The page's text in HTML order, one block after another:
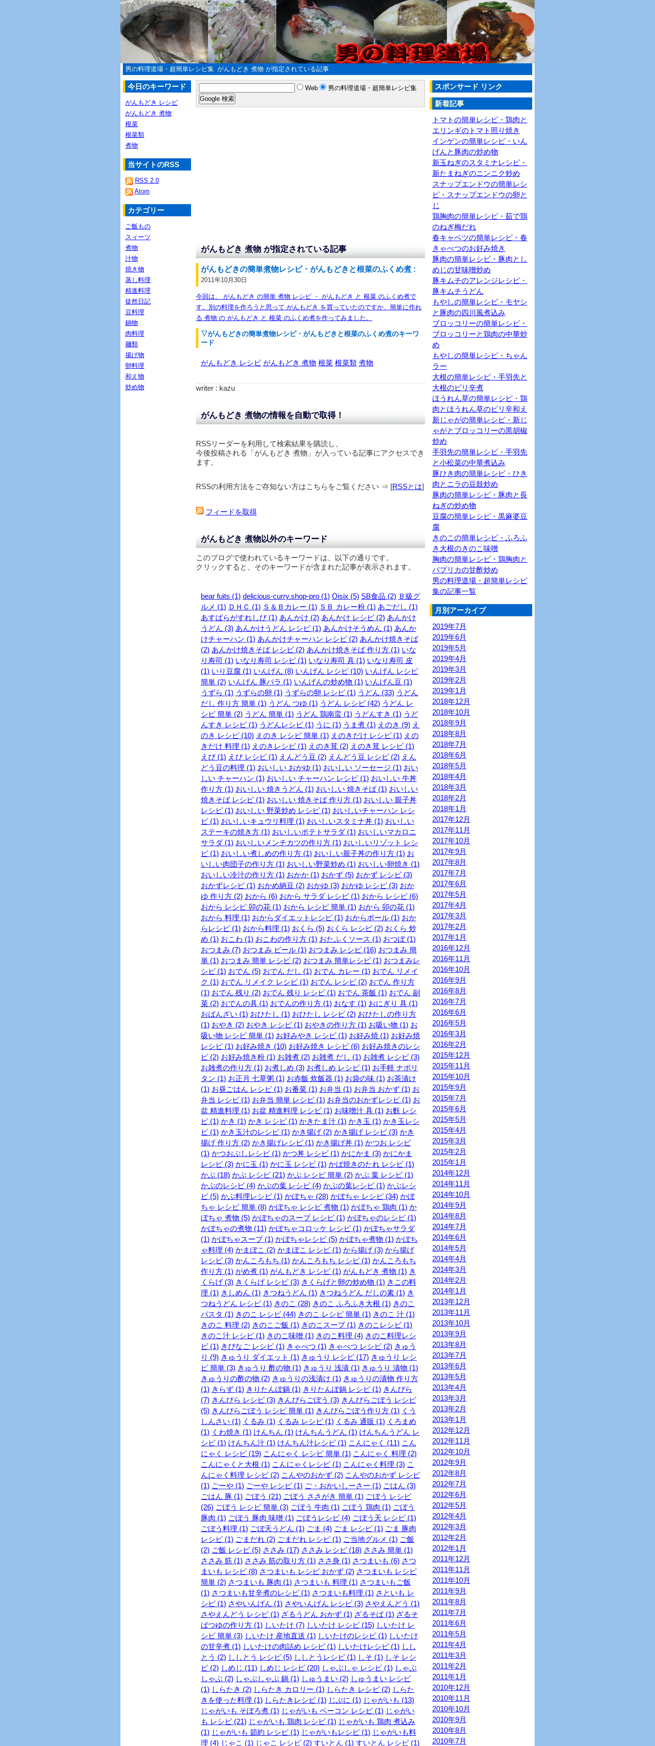
がんもどき 煮物 が指定されている記事
介護した、息子の簡単・節約・やさしい料理サイト
母の教えは、なめてみろ！（自分の舌での確認）
男の料理道場・超簡単レシピ集 がんもどき 煮物 が指定されている記事
がんもどき 煮物 が指定されている記事
がんもどきの簡単煮物レシピ・がんもどきと根菜のふくめ煮 :
2011年10月30日
今回は、 がんもどき の簡単 煮物 レシピ ・ がんもどき と 根菜 のふくめ煮で
す。別の料理を作ろうと思って がんもどき を買っていたのですか、簡単に作れ
る 煮物 の がんもどき と 根菜 のふくめ煮を作ってみました。
▽がんもどきの簡単煮物レシピ・がんもどきと根菜のふくめ煮のキーワ
ード
がんもどき レシピ がんもどき 煮物 根菜 根菜類 煮物
writer : kazu
がんもどき 煮物の情報を自動で取得！
RSSリーダーを利用して検索結果を購読し、
今後投稿される「がんもどき 煮物 」が入っている記事にアクセスでき
ます。
RSSの利用方法をご存知ない方はこちらをご覧ください ⇒ [RSSとは]
フィードを取得
がんもどき 煮物以外のキーワード
このブログで使われているキーワードは、以下の通りです。
クリックすると、そのキーワードが含まれた記事が表示されます。
bear fuits (1) delicious-curry.shop-pro (1) Oisix (5) SB食品 (2) Ｂ級グ
ルメ (1) ＤＨＣ (1) Ｓ＆Ｂカレー (1) ＳＢ カレー粉 (1) あごだし (1)
あすぱらがすれしぴ (1) あんかけ (2) あんかけ レシピ (2) あんかけ
うどん (3) あんかけうどん レシピ (1) あんかけそうめん (1) あんか
けチャーハン (1) あんかけチャーハン レシピ (2) あんかけ焼きそば
(2) あんかけ焼きそば レシピ (2) あんかけ焼きそば 作り方 (1) いな
り寿司 (1) いなり寿司 レシピ (1) いなり寿司 具 (1) いなり寿司 皮
(1) いり豆腐 (1) いんげん (8) いんげん レシピ (10) いんげん レシピ
簡単 (2) いんげん 豚バラ (1) いんげんの炒め物 (1) いんげん豆 (1)
うずら (1) うずらの卵 (1) うずらの卵 レシピ (1) うどん (33) うどん
だし 作り方 簡単 (1) うどん つゆ (1) うどん レシピ (42) うどん レ
シピ 簡単 (2) うどん 簡単 (1) うどん 鶏南蛮 (1) うどんすき (1) うど
んすき レシピ (1) うどんレシピ (1) うに (1) うま煮 (1) えのき (9) え
のき レシピ (10) えのき レシピ 簡単 (1) えのきだけ レシピ (1) えの
きだけ 料理 (1) えのきレシピ (1) えのき茸 (2) えのき茸 レシピ (1)
えび (1) えび レシピ (1) えんどう豆 (2) えんどう豆 レシピ (2) えん
どう豆の料理 (1) おいしい おかゆ (1) おいしい ソーセージ (1) おい
しい チャーハン (1) おいしい チャーハン レシピ (1) おいしい 牛丼
作り方 (1) おいしい 焼きうどん (1) おいしい 焼きそば (1) おいしい
焼きそば レシピ (1) おいしい 焼きそば 作り方 (1) おいしい 親子丼
レシピ (1) おいしい 野菜炒め レシピ (1) おいしいチャーハン レシ
ピ (1) おいしいキュウリ料理 (1) おいしいスタミナ丼 (1) おいしい
ステーキの焼き方 (1) おいしいポテトサラダ (1) おいしいマカロニ
サラダ (1) おいしいメンチカツの作り方 (1) おいしいリゾット レシ
ピ (1) おいしい煮しめの作り方 (1) おいしい親子丼の作り方 (1) お
いしい肉団子の作り方 (1) おいしい野菜炒め (1) おいしい卵焼き (1)
おいしい冷汁の作り方 (1) おかか (1) おかず (5) おかず レシピ (3)
おかずレシピ (1) おかめ納豆 (2) おかゆ (3) おかゆ レシピ (3) おか
ゆ 作り方 (2) おから (6) おから サラダ レシピ (1) おから レシピ (6)
おから レシピ 卯の花 (1) おから レシピ 簡単 (1) おから 卯の花 (1)
おから 料理 (1) おからダイエットレシピ (1) おからボール (1) おか
らレシピ (1) おから料理 (1) おくら (5) おくら レシピ (2) おくら 炒
め (1) おこわ (1) おこわの作り方 (1) おたふくソース (1) おつぼ (1)
おつまみ (7) おつまみ ビール (1) おつまみ レシピ (16) おつまみ 簡
単 (1) おつまみ 簡単 レシピ (2) おつまみ 簡単レシピ (1) おつまみレ
シピ (1) おでん (5) おでん だし (1) おでん カレー (1) おでん リメイ
ク (1) おでん リメイク レシピ (1) おでん レシピ (2) おでん 作り方
(1) おでん 残り (2) おでん 残り レシピ (1) おでん 茶飯 (1) おでん 副
菜 (2) おでんの具 (1) おでんの作り方 (1) おなす (1) おにぎり 具 (1)
おばんざい (1) おひたし (1) おひたし レシピ (2) おひたしの作り方
(1) おやき (2) おやき レシピ (1) おやきの作り方 (1) お吸い物 (1) お
吸い物 レシピ 簡単 (1) お好みやき レシピ (1) お好み焼 (1) お好み焼
レシピ (1) お好み焼き (10) お好み焼き レシピ (6) お好み焼きのレシ
ピ (2) お好み焼き粉 (1) お雑煮 (2) お雑煮 だし (1) お雑煮 レシピ (3)
お雑煮の作り方 (1) お煮しめ (3) お煮しめ レシピ (1) お手軽 ナポリ
タン (1) お正月 七草粥 (1) お赤飯 炊飯器 (1) お袋の味 (1) お茶漬け
(1) お昼ごはん レシピ (1) お番菜 (1) お弁当 (1) お弁当 おかず (1) お
弁当 レシピ (1) お弁当 簡単 レシピ (1) お弁当のおかずレシピ (1) お
盆 精進料理 (1) お盆 精進料理 レシピ (1) お味噌汁 具 (1) お麩 レシ
ピ (1) かき (1) かき レシピ (1) かきたま汁 (1) かき玉 (1) かき玉レシ
ピ (1) かき玉汁のレシピ (1) かき揚げ (2) かき揚げ レシピ (3) かき
揚げ 作り方 (2) かき揚げレシピ (1) かき揚げ丼 (1) かつお レシピ
(1) かつおぶしレシピ (1) かつ丼 レシピ (1) かにかま (3) かにかま
レシピ (3) かに玉 (1) かに玉 レシピ (1) かば焼きのたれ レシピ (1)
かぶ (18) かぶ レシピ (21) かぶ レシピ 簡単 (2) かぶ 葉 レシピ (1)
かぶのレシピ (4) かぶの葉 レシピ (4) かぶの葉レシピ (1) かぶレシ
ピ (5) かぶ料理レシピ (1) かぼちゃ (28) かぼちゃ レシピ (34) かぼ
ちゃ レシピ 簡単 (8) かぼちゃ レシピ 煮物 (1) かぼちゃ 鶏肉 (1) か
ぼちゃ 煮物 (5) かぼちゃのスープ レシピ (1) かぼちゃのレシピ (1)
かぼちゃの煮物 (11) かぼちゃコロッケ レシピ (1) かぼちゃサラダ
(1) かぼちゃスープ (1) かぼちゃレシピ (5) かぼちゃ煮物 (1) かぼち
ゃ料理 (4) かまぼこ (2) かまぼこ レシピ (1) から揚げ (3) から揚げ
レシピ (3) かんころもち (1) かんころもち レシピ (1) かんころもち
作り方 (1) がめ煮 (1) がんもどき レシピ (1) がんもどき 煮物 (1) き
くらげ (3) きくらげ レシピ (3) きくらげと卵の炒め物 (1) きこの料
理 (1) きしめん (1) きつねうどん (1) きつねうどん だしの素 (1) き
つねうどん レシピ (1) きのこ (28) きのこ ふろふき大根 (1) きのこ
パスタ (1) きのこ レシピ (44) きのこ レシピ 簡単 (1) きのこ 汁 (1)
きのこ 料理 (2) きのこご飯 (1) きのこスープ (1) きのこレシピ (1)
きのこ汁 レシピ (1) きのこ味噌 (1) きのこ料理 (4) きのこ料理レシ
ピ (1) きびなご レシピ (1) きゃべつ (1) きゃべつ レシピ (2) きゅう
り (9) きゅうり ダイエット (1) きゅうり レシピ (17) きゅうり レシ
ピ 簡単 (3) きゅうり 酢の物 (1) きゅうり 浅漬 (1) きゅうり 漬物 (1)
きゅうりの酢の物 (2) きゅうりの浅漬け (1) きゅうりの漬物 作り方
(1) きらず (1) きりたんぽ鍋 (1) きりたんぽ鍋 レシピ (1) きんぴら
(7) きんぴら レシピ (3) きんぴらごぼう (3) きんぴらごぼう レシピ
(5) きんぴらごぼう レシピ 簡単 (1) きんぴらごぼう作り方 (1) くう
しんさい (1) くるみ (1) くるみ レシピ (1) くるみ 通販 (1) くろまめ
(1) くわ焼き (1) けんちん (1) けんちんうどん (1) けんちんうどん レ
シピ (1) けんちん汁 (1) けんちん汁レシピ (1) こんにゃく (11) こん
にゃく レシピ (19) こんにゃく レシピ 簡単 (1) こんにゃく 料理 (2)
こんにゃくと大根 (1) こんにゃくレシピ (1) こんにゃく料理 (3) こ
んにゃく料理 レシピ (2) こんやのおかず (2) こんやのおかず レシピ
(1) ごーや (1) ごーや レシピ (1) ご・おかいしーさー (1) ごはん (3)
ごはん 豚 (1) ごぼう (21) ごぼう ささがき 簡単 (1) ごぼう レシピ
(26) ごぼう レシピ 簡単 (3) ごぼう 牛肉 (1) ごぼう 鶏肉 (1) ごぼう
豚肉 (1) ごぼう 豚肉 味噌 (1) ごぼうレシピ (4) ごぼう天 レシピ (1)
ごぼう料理 (1) ごぼ天うどん (1) ごま (4) ごま レシピ (1) ごま 豚肉
レシピ (1) ごまだれ (2) ごまだれ レシピ (1) ご当地グルメ (1) ご飯
(2) ご飯 レシピ (5) ささみ (17) ささみ レシピ (18) ささみ 簡単 (1)
ささみ 筋 (1) ささみ 筋の取り方 (1) ささ身 (1) さつまいも (6) さつ
まいも レシピ (8) さつまいも レシピ おかず (2) さつまいも レシピ
簡単 (2) さつまいも 豚肉 (1) さつまいも 料理 (1) さつまいもご飯
(1) さつまいも甘辛煮のレシピ (1) さつまいも料理 (1) さといも レ
シピ (1) さやいんげん (1) さやいんげん レシピ (3) さやえんどう (1)
さやえんどう レシピ (1) ざるうどん おかず (1) ざるそば (1) ざるそ
ばつゆの作り方 (1) しいたけ (7) しいたけ レシピ (15) しいたけ レ
シピ 簡単 (3) しいたけ 産地直送 (1) しいたけのレシピ (1) しいたけ
の甘辛煮 (1) しいたけの肉詰め レシピ (1) しいたけレシピ (1) しし
とう (2) ししとう レシピ (5) ししとうレシピ (1) しそ (1) しそ レシ
ピ (2) しめじ (11) しめじ レシピ (20) しゃぶしゃ レシピ (1) しゃぶ
しゃぶ (2) しゃぶしゃぶ 鍋 (1) しゅうまい (2) しゅうまい レシピ
(1) しらたき (2) しらたき カロリー (1) しらたき レシピ (2) しらた
きを使った料理 (1) しらたきレシピ (1) じぶに (1) じゃがいも (13)
じゃがいも そぼろ煮 (1) じゃがいも ベーコン レシピ (1) じゃがい
も レシピ (21) じゃがいも 鶏肉 レシピ (1) じゃがいも 鶏肉 煮込み
(1) じゃがいも 節約 レシピ (1) じゃがいもレシピ (1) じゃがいも料
理 (4) じゃこ (1) じゃこ レシピ (2) すいとん (1) すいとん レシピ (1)
今日のキーワード
がんもどき レシピ
がんもどき 煮物
根菜
根菜類
煮物
当サイトのRSS
RSS 2.0
Atom
カテゴリー
ご飯もの
スィーツ
煮物
汁物
焼き物
蒸し料理
精進料理
徒然日記
豆料理
鍋物
肉料理
麺類
揚げ物
卵料理
和え物
炒め物
Web 男の料理道場・超簡単レシピ集 スポンサード リンク
新着記事
トマトの簡単レシピ・鶏肉と
エリンギのトマト照り焼き
インゲンの簡単レシピ・いん
げんと豚肉の炒め物
新玉ねぎのスタミナレシピ・
新たまねぎのニンニク炒め
スナップエンドウの簡単レシ
ピ・スナップエンドウの卵と
じ
鶏胸肉の簡単レシピ・茹で鶏
のねぎ梅だれ
春キャベツの簡単レシピ・春
きゃべつのお好み焼き
豚肉の簡単レシピ・豚肉とし
めじの甘味噌炒め
豚キムチのアレンジレシピ・
豚キムチうどん
もやしの簡単レシピ・モヤシ
と豚肉の四川風煮込み
ブロッコリーの簡単レシピ・
ブロッコリーと鶏肉の中華炒
め
もやしの簡単レシピ・ちゃん
ラー
大根の簡単レシピ・手羽先と
大根のピリ辛煮
ほうれん草の簡単レシピ・鶏
肉とほうれん草のピリ辛和え
新じゃがの簡単レシピ・新じ
ゃがとブロッコリーの黒胡椒
炒め
手羽先の簡単レシピ・手羽先
と小松菜の中華煮込み
豚ひき肉の簡単レシピ・ひき
肉とニラの豆鼓炒め
豚肉の簡単レシピ・豚肉と長
ねぎの炒め物
豆腐の簡単レシピ・黒麻婆豆
腐
きのこの簡単レシピ・ふろふ
き大根のきのこ味噌
胸肉の簡単レシピ・鶏胸肉と
パプリカの甘酢炒め
男の料理道場・超簡単レシピ
集の記事一覧
月別アーカイブ
2019年7月
2019年6月
2019年5月
2019年4月
2019年3月
2019年2月
2019年1月
2018年12月
2018年10月
2018年9月
2018年8月
2018年7月
2018年6月
2018年5月
2018年4月
2018年3月
2018年2月
2018年1月
2017年12月
2017年11月
2017年10月
2017年9月
2017年8月
2017年7月
2017年6月
2017年5月
2017年4月
2017年3月
2017年2月
2017年1月
2016年12月
2016年11月
2016年10月
2016年9月
2016年8月
2016年7月
2016年6月
2016年5月
2016年3月
2016年2月
2015年12月
2015年11月
2015年10月
2015年9月
2015年7月
2015年6月
2015年5月
2015年4月
2015年3月
2015年2月
2015年1月
2014年12月
2014年11月
2014年10月
2014年9月
2014年8月
2014年7月
2014年6月
2014年5月
2014年4月
2014年3月
2014年2月
2014年1月
2013年12月
2013年11月
2013年10月
2013年9月
2013年8月
2013年7月
2013年6月
2013年5月
2013年4月
2013年3月
2013年2月
2013年1月
2012年12月
2012年11月
2012年10月
2012年9月
2012年8月
2012年7月
2012年6月
2012年5月
2012年4月
2012年3月
2012年2月
2012年1月
2011年12月
2011年11月
2011年10月
2011年9月
2011年8月
2011年7月
2011年6月
2011年5月
2011年4月
2011年3月
2011年2月
2011年1月
2010年12月
2010年11月
2010年10月
2010年9月
2010年8月
2010年7月